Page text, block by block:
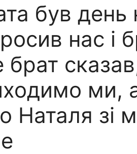
був день
нас і
брат
ми,
Наталя зі